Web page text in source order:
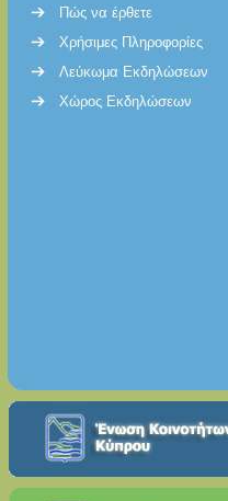
Πώς να έρθετε
Χρήσιμες Πληροφορίες
Λεύκωμα Εκδηλώσεων
Χώρος Εκδηλώσεων